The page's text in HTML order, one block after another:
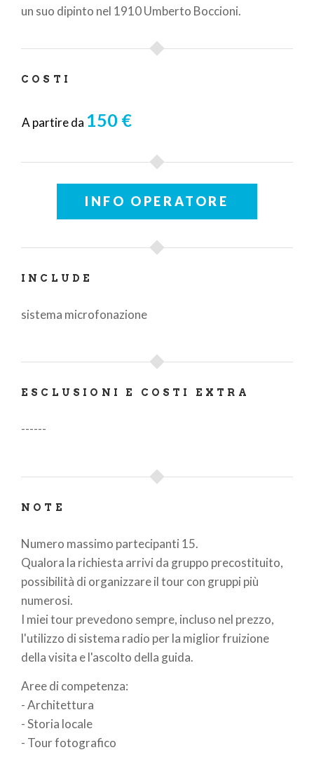
un suo dipinto nel 1910 Umberto Boccioni.
COSTI
A partire da 150 €
INFO OPERATORE
INCLUDE
sistema microfonazione
ESCLUSIONI E COSTI EXTRA
------
NOTE
Numero massimo partecipanti 15.
Qualora la richiesta arrivi da gruppo precostituito,
possibilità di organizzare il tour con gruppi più
numerosi.
I miei tour prevedono sempre, incluso nel prezzo,
l'utilizzo di sistema radio per la miglior fruizione
della visita e l'ascolto della guida.
Aree di competenza:
- Architettura
- Storia locale
- Tour fotografico